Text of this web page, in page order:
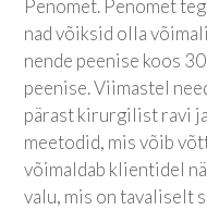
Penomet. Penomet
nad võiksid olla
nende peenise koos
peenise. Viimastel
pärast kirurgilist ravi
meetodid, mis võib
võimaldab klientidel
valu, mis on tavaliselt